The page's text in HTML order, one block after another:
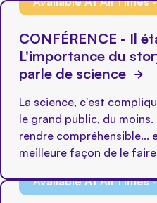
CONFÉRENCE - Il
L'importance du
parle de science
La science, c'est
le grand public, du
rendre compréhensible...
meilleure façon de le
Available At All Times